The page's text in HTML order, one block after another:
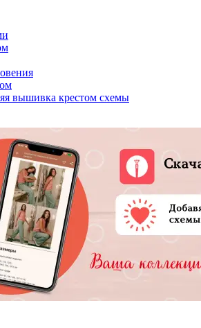
вышивка крестом схемы